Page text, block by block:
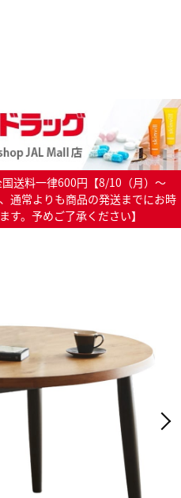
送料一律600円【8/10（月）～
通常よりも商品の発送までにお時
す。予めご了承ください】